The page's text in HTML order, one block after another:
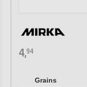
4,94
Grains